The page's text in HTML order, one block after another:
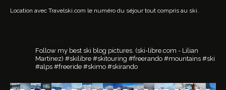
Location avec Travelski.com le numéro du séjour tout compris au ski.
Follow my best ski blog pictures. (ski-libre.com - Lilian
Martinez) #skilibre #skitouring #freerando #mountains #ski
#alps #freeride #skimo #skirando